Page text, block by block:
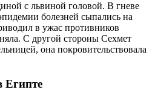
с львиной головой. В гневе
болезней сыпались на
в ужас противников
С другой стороны Сехмет
она покровительствовала
Египте